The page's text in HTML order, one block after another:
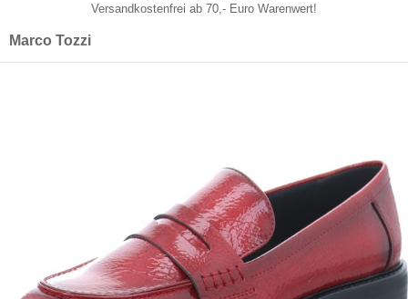
Versandkostenfrei ab 70,- Euro Warenwert!
Marco Tozzi